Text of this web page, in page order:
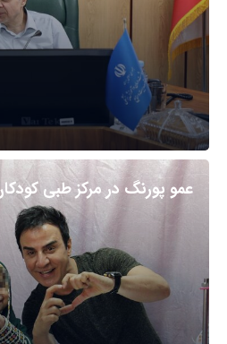
عمو پورنگ در مرکز طبی